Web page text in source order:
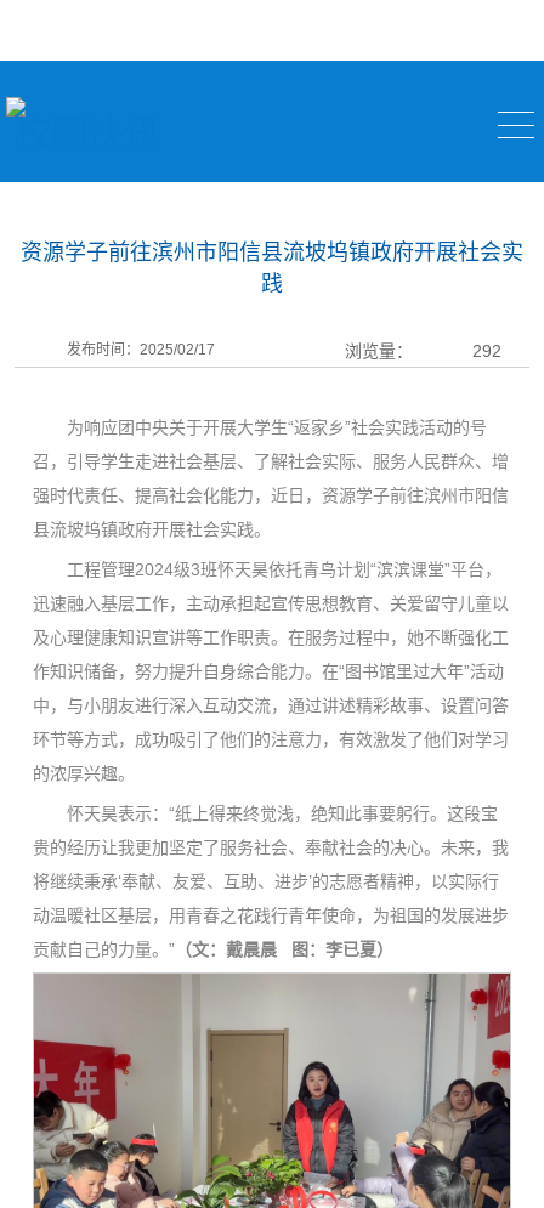
资源学子前往滨州市阳信县流坡坞镇政府开展社会实
践
发布时间：2025/02/17 浏览量： 292
为响应团中央关于开展大学生“返家乡”社会实践活动的号
召，引导学生走进社会基层、了解社会实际、服务人民群众、增
强时代责任、提高社会化能力，近日，资源学子前往滨州市阳信
县流坡坞镇政府开展社会实践。
工程管理2024级3班怀天昊依托青鸟计划“滨滨课堂”平台，
迅速融入基层工作，主动承担起宣传思想教育、关爱留守儿童以
及心理健康知识宣讲等工作职责。在服务过程中，她不断强化工
作知识储备，努力提升自身综合能力。在“图书馆里过大年”活动
中，与小朋友进行深入互动交流，通过讲述精彩故事、设置问答
环节等方式，成功吸引了他们的注意力，有效激发了他们对学习
的浓厚兴趣。
怀天昊表示：“纸上得来终觉浅，绝知此事要躬行。这段宝
贵的经历让我更加坚定了服务社会、奉献社会的决心。未来，我
将继续秉承‘奉献、友爱、互助、进步’的志愿者精神，以实际行
动温暖社区基层，用青春之花践行青年使命，为祖国的发展进步
贡献自己的力量。” （文：戴晨晨 图：李已夏）